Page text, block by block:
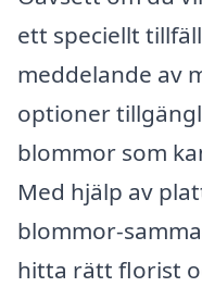
ett speciellt
meddelande av
optioner
blommor som
Med hjälp av
blommor-
hitta rätt florist